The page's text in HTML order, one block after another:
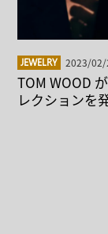
JEWELRY 2023/02/
TOM WOOD
レクションを